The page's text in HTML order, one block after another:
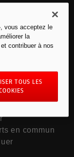
de gestion et
AG.
la marche ou
en commun
vous acceptez le
la
contribuer à nos
TOUS LES